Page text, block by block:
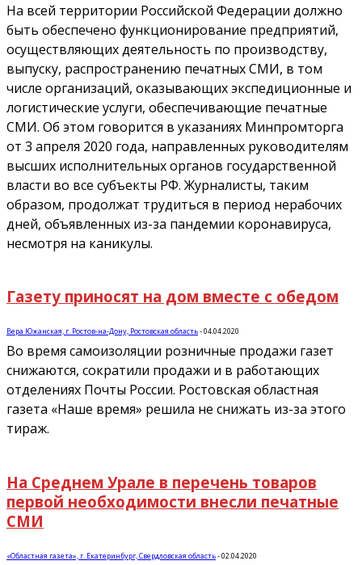
На всей территории Российской Федерации должно
быть обеспечено функционирование предприятий,
осуществляющих деятельность по производству,
выпуску, распространению печатных СМИ, в том
числе организаций, оказывающих экспедиционные и
логистические услуги, обеспечивающие печатные
СМИ. Об этом говорится в указаниях Минпромторга
от 3 апреля 2020 года, направленных руководителям
высших исполнительных органов государственной
власти во все субъекты РФ. Журналисты, таким
образом, продолжат трудиться в период нерабочих
дней, объявленных из-за пандемии коронавируса,
несмотря на каникулы.
Газету приносят на дом вместе с обедом
Вера Южанская, г. Ростов-на-Дону, Ростовская область-04.04.2020
Во время самоизоляции розничные продажи газет
снижаются, сократили продажи и в работающих
отделениях Почты России. Ростовская областная
газета «Наше время» решила не снижать из-за этого
тираж.
На Среднем Урале в перечень товаров
первой необходимости внесли печатные
СМИ
«Областная газета», г. Екатеринбург, Свердловская область-02.04.2020